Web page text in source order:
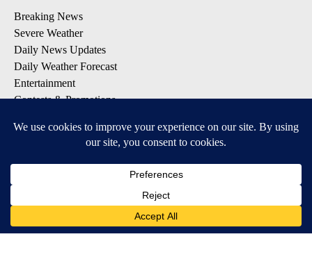
Breaking News
Severe Weather
Daily News Updates
Daily Weather Forecast
Entertainment
Contests & Promotions
DOWNLOAD OUR APPS
Available for iOS and Android